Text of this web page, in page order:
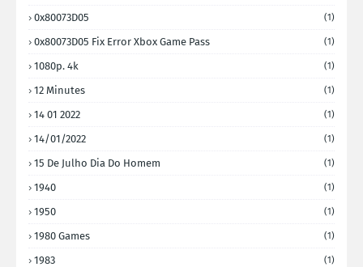
0x80073D05 (1)
0x80073D05 Fix Error Xbox Game Pass (1)
1080p. 4k (1)
12 Minutes (1)
14 01 2022 (1)
14/01/2022 (1)
15 De Julho Dia Do Homem (1)
1940 (1)
1950 (1)
1980 Games (1)
1983 (1)